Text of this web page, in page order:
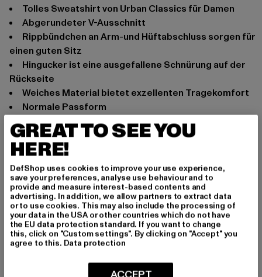
tolles Sweatshirt von Urban Classics für Damen
abgerundeter V-Ausschnitt
Rippbündchen an Arm-und Hüftabschluss sorgen für
einen guten Sitz
Hingucker ist eine ausgefallene Schnürung auf der
Rückseite
weiches Material bietet exzellenten Tragekomfort
normale Passform
Anlass: Street, Alltag, Freizeit, Casual
Ausschnitt: V-Ausschnitt
Marke: Urban Classics
Kat.: Pullover
Farbe: schwarz
Hersteller Farbe: black
Materialzusammensetzung: 100% Polyacryl
Art.Nr: TB2356-00007
Hersteller: TB International GmbH |
Dr.-Robert-Murjahn-Straße 7 | 64372 Ober-Ramstadt |
GREAT TO SEE YOU
HERE!
DefShop uses cookies to improve your use experience,
save your preferences, analyse use behaviour and to
provide and measure interest-based contents and
advertising. In addition, we allow partners to extract data
or to use cookies. This may also include the processing of
your data in the USA or other countries which do not have
the EU data protection standard. If you want to change
this, click on "Custom settings". By clicking on "Accept" you
agree to this. Data protection